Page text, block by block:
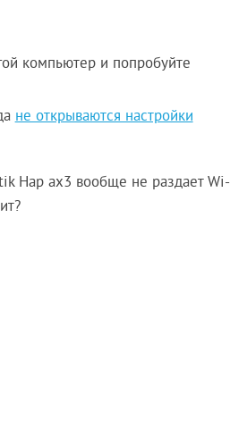
компьютер и попробуйте
не открываются настройки
Hap ax3 вообще не раздает Wi-